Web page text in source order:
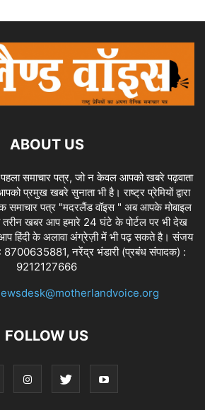
ABOUT US
समाचार पत्र, जो न केवल आपको खबरे पढ़वाता
प्रमुख खबरे सुनाता भी है। राष्ट्र प्रेमियों द्वारा
समाचार पत्र "मदरलैंड वॉइस " अब आपके मोबाइल
खबर आप हमारे 24 घंटे के पोर्टल पर भी देख
हिंदी के अलावा अंग्रेज़ी में भी पढ़ सकते है। संजय
8700635881, नरेंद्र भंडारी (प्रबंध संपादक) :
9212127666
FOLLOW US